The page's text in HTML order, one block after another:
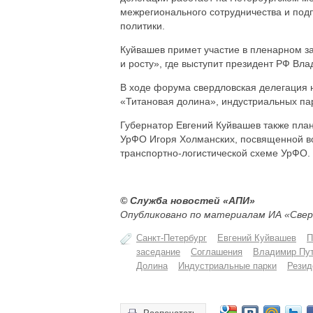
межрегионального сотрудничества и
политики.
Куйвашев примет участие в пленарном
и росту», где выступит президент РФ
В ходе форума свердловская
«Титановая долина», индустриальных
Губернатор Евгений Куйвашев также
УрФО Игоря Холманских, посвященной
транспортно-логистической схеме УрФО.
© Служба новостей «АПИ»
Опубликовано по материалам ИА
Санкт-Петербург Евгений Куйвашев
заседание
Соглашения
Владимир
Долина
Индустриальные парки